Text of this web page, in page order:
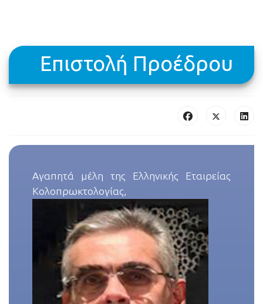
Επιστολή Προέδρου
Αγαπητά μέλη της Ελληνικής Εταιρείας
Κολοπρωκτολογίας,